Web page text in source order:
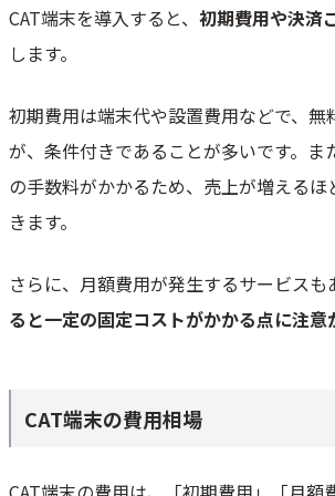
CAT端末を導入すると、 初期費用や決済
します。
初期費用は端末代や設置費用などで、無
が、条件付きであることが多いです。ま
の手数料がかかるため、売上が増えるほ
きます。
さらに、月額費用が発生するサービスも
ると一定の固定コストがかかる点に注意
CAT端末の費用相場